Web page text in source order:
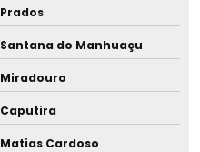
Prados
Santana do Manhuaçu
Miradouro
Caputira
Matias Cardoso